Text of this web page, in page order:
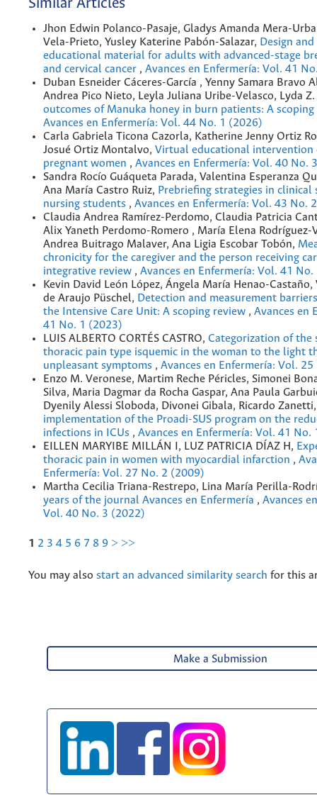
Similar Articles
Jhon Edwin Polanco-Pasaje, Gladys Amanda Mera-
Vela-Prieto, Yusley Katerine Pabón-Salazar, Design
educational material for adults with advanced-stage
and cervical cancer , Avances en Enfermería: Vol. 41
Duban Esneider Cáceres-García , Yenny Samara Bravo
Andrea Pico Nieto, Leyla Juliana Uribe-Velasco, Lyda
outcomes of Manuka honey in burn patients: A
Avances en Enfermería: Vol. 44 No. 1 (2026)
Carla Gabriela Ticona Cazorla, Katherine Jenny Ortiz
Josué Ortiz Montalvo, Virtual educational intervention
pregnant women , Avances en Enfermería: Vol. 40 No.
Sandra Rocío Guáqueta Parada, Valentina Esperanza
Ana María Castro Ruiz, Prebriefing strategies in
nursing students , Avances en Enfermería: Vol. 43 No.
Claudia Andrea Ramírez-Perdomo, Claudia Patricia
Alix Yaneth Perdomo-Romero , María Elena Rodríguez-
Andrea Buitrago Malaver, Ana Ligia Escobar Tobón,
chronicity for the caregiver and the person receiving
integrative review , Avances en Enfermería: Vol. 41
Kevin David León López, Ángela María Henao-
de Araujo Püschel, Detection and measurement
the Intensive Care Unit: A scoping review , Avances en
41 No. 1 (2023)
LUIS ALBERTO CORTÉS CASTRO, Categorization of the
thoracic pain type isquemic in the woman to the light
unpleasant symptoms , Avances en Enfermería: Vol.
Enzo M. Veronese, Martim Reche Péricles, Simonei
Silva, Maria Dagmar da Rocha Gaspar, Ana Paula
Dyenily Alessi Sloboda, Divonei Gibala, Ricardo
implementation of the Proadi-SUS program on the
infections in ICUs , Avances en Enfermería: Vol. 41 No.
EILLEN MARYIBE MILLÁN I, LUZ PATRICIA DÍAZ H,
thoracic pain in women with myocardial infarction ,
Enfermería: Vol. 27 No. 2 (2009)
Martha Cecilia Triana-Restrepo, Lina María Perilla-
years of the journal Avances en Enfermería , Avances
Vol. 40 No. 3 (2022)
1 2 3 4 5 6 7 8 9 > >>
You may also start an advanced similarity search for this
Make a Submission